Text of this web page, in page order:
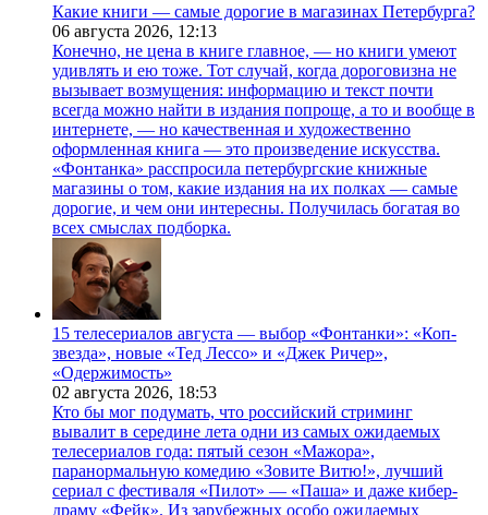
Какие книги — самые дорогие в магазинах Петербурга?
06 августа 2026, 12:13
Конечно, не цена в книге главное, — но книги умеют
удивлять и ею тоже. Тот случай, когда дороговизна не
вызывает возмущения: информацию и текст почти
всегда можно найти в издания попроще, а то и вообще в
интернете, — но качественная и художественно
оформленная книга — это произведение искусства.
«Фонтанка» расспросила петербургские книжные
магазины о том, какие издания на их полках — самые
дорогие, и чем они интересны. Получилась богатая во
всех смыслах подборка.
15 телесериалов августа — выбор «Фонтанки»: «Коп-
звезда», новые «Тед Лессо» и «Джек Ричер»,
«Одержимость»
02 августа 2026, 18:53
Кто бы мог подумать, что российский стриминг
вывалит в середине лета одни из самых ожидаемых
телесериалов года: пятый сезон «Мажора»,
паранормальную комедию «Зовите Витю!», лучший
сериал с фестиваля «Пилот» — «Паша» и даже кибер-
драму «Фейк». Из зарубежных особо ожидаемых